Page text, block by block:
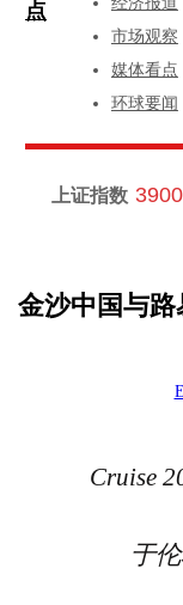
点
市场观察
媒体看点
环球要闻
上证指数
金沙中国与
Cruise
于